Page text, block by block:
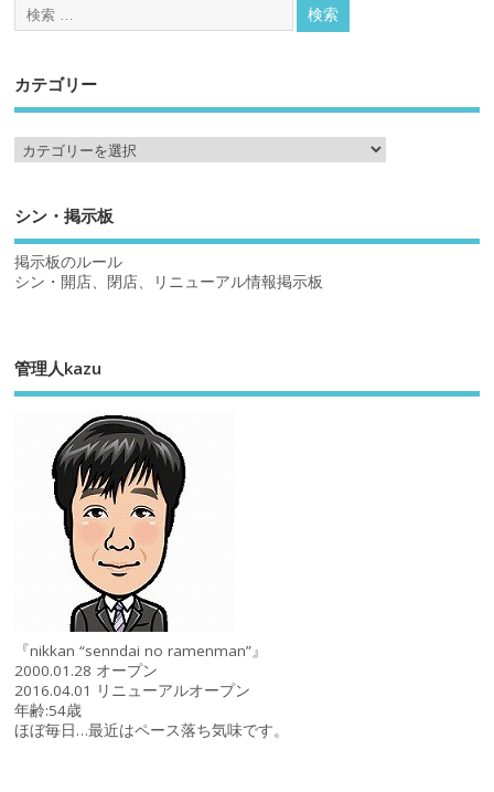
カテゴリー
シン・掲示板
掲示板のルール
シン・開店、閉店、リニューアル情報掲示板
管理人kazu
『nikkan “senndai no ramenman”』
2000.01.28 オープン
2016.04.01 リニューアルオープン
年齢:54歳
ほぼ毎日…最近はペース落ち気味です。